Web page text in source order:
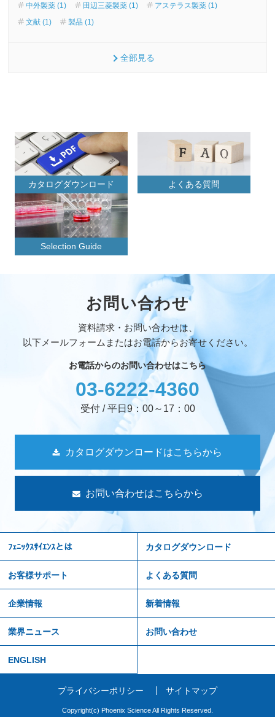
中外製薬 (1)
田辺三菱製薬 (1)
アステラス製薬 (1)
文献 (1)
製品 (1)
全部見る
カタログダウンロード よくある質問
Selection Guide
お問い合わせ
資料請求・お問い合わせは、
以下メールフォームまたはお電話からお寄せください。
お電話からのお問い合わせはこちら
03-6222-4360
受付 / 平日9：00～17：00
カタログダウンロードはこちらから
お問い合わせはこちらから
ﾌｪﾆｯｸｽｻｲｴﾝｽとは カタログダウンロード
お客様サポート よくある質問
企業情報 新着情報
業界ニュース お問い合わせ
ENGLISH
プライバシーポリシー サイトマップ
Copyright(c) Phoenix Science All Rights Reserved.